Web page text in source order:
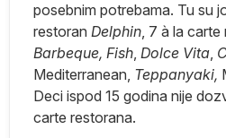
posebnim potrebama. Tu su
restoran Delphin, 7 à la carte
Barbeque, Fish, Dolce Vita,
Mediterranean, Teppanyaki,
Deci ispod 15 godina nije
carte restorana.